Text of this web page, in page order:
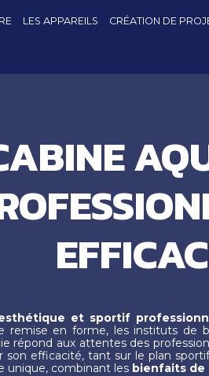
LES APPAREILS CRÉATION DE
et sportif
remise en forme, les instituts de
répond aux attentes des
son efficacité, tant sur le plan
unique, combinant les bienfaits de